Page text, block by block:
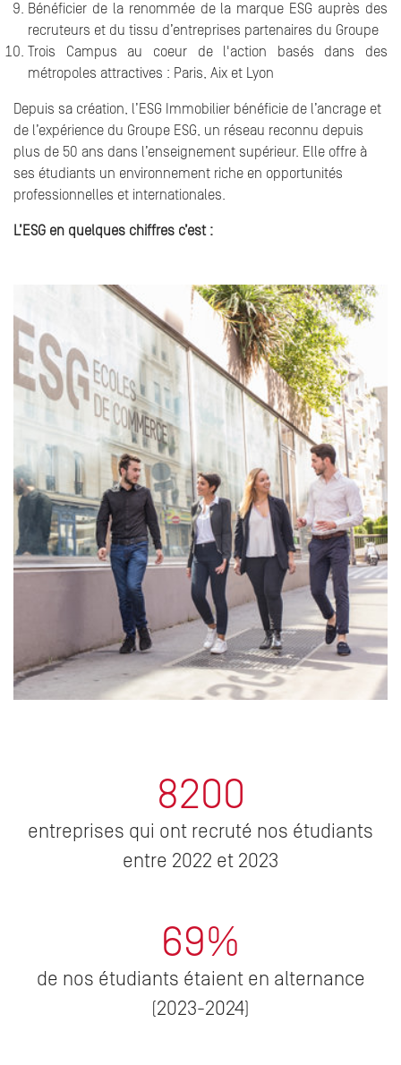
Bénéficier de la renommée de la marque ESG auprès des
recruteurs et du tissu d’entreprises partenaires du Groupe
Trois Campus au coeur de l'action basés dans des
métropoles attractives : Paris, Aix et Lyon
Depuis sa création, l’ESG Immobilier bénéficie de l’ancrage et
de l’expérience du Groupe ESG, un réseau reconnu depuis
plus de 50 ans dans l’enseignement supérieur. Elle offre à
ses étudiants un environnement riche en opportunités
professionnelles et internationales.
L’ESG en quelques chiffres c’est :
8200
entreprises qui ont recruté nos étudiants
entre 2022 et 2023
69%
de nos étudiants étaient en alternance
(2023-2024)